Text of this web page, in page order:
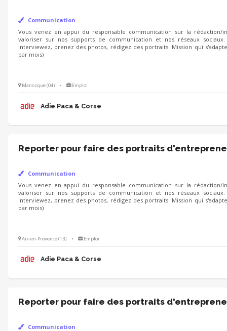
Communication
Vous venez en appui du responsable communication sur la
valoriser sur nos supports de communication et nos réseaux
interviewez, prenez des photos, rédigez des portraits. Mission qui
par mois)
Manosque (04) • Emploi
Adie Paca & Corse
Reporter pour faire des portraits
Communication
Vous venez en appui du responsable communication sur la
valoriser sur nos supports de communication et nos réseaux
interviewez, prenez des photos, rédigez des portraits. Mission qui
par mois)
Aix-en-Provence (13) • Emploi
Adie Paca & Corse
Reporter pour faire des portraits
Communication